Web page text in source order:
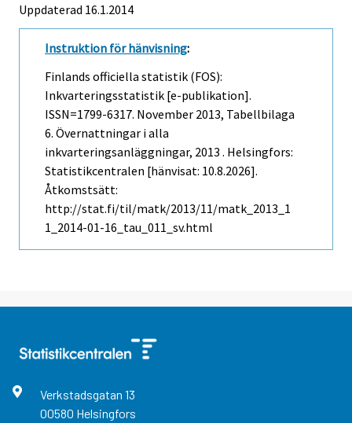
Uppdaterad 16.1.2014
Instruktion för hänvisning:
Finlands officiella statistik (FOS):
Inkvarteringsstatistik [e-publikation].
ISSN=1799-6317. November 2013, Tabellbilaga
6. Övernattningar i alla
inkvarteringsanläggningar, 2013 . Helsingfors:
Statistikcentralen [hänvisat: 10.8.2026].
Åtkomstsätt:
http://stat.fi/til/matk/2013/11/matk_2013_1
1_2014-01-16_tau_011_sv.html
Verkstadsgatan 13
00580 Helsingfors